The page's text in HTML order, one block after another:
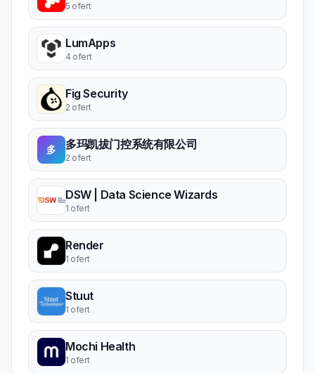
5 ofert
LumApps
4 ofert
Fig Security
2 ofert
多 多玛凯拔门控系统有限公司
2 ofert
DSW | Data Science Wizards
1 ofert
Render
1 ofert
Stuut
1 ofert
Mochi Health
1 ofert